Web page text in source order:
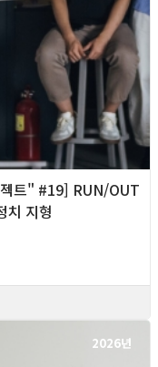
트" #19] RUN/OUT
치 지형
2026년